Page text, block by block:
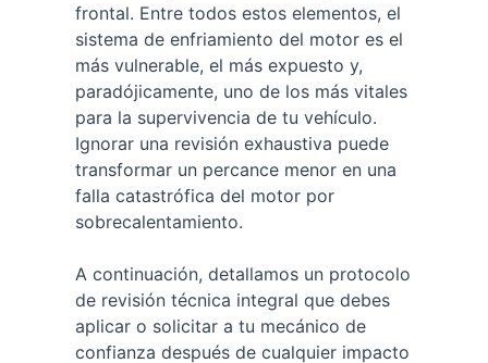
frontal. Entre todos estos elementos, el
sistema de enfriamiento del motor es el
más vulnerable, el más expuesto y,
paradójicamente, uno de los más vitales
para la supervivencia de tu vehículo.
Ignorar una revisión exhaustiva puede
transformar un percance menor en una
falla catastrófica del motor por
sobrecalentamiento.
A continuación, detallamos un protocolo
de revisión técnica integral que debes
aplicar o solicitar a tu mecánico de
confianza después de cualquier impacto